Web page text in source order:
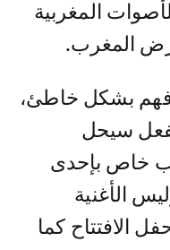
المغربية
المغرب.
فهم بشكل خاطئ،
سيحل
خاص بإحدى
الأغنية
الافتتاح كما